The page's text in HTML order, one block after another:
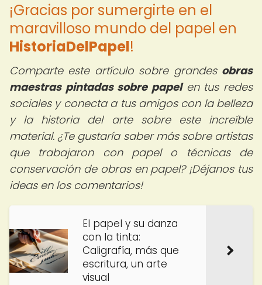
¡Gracias por sumergirte en el
maravilloso mundo del papel en
HistoriaDelPapel!
Comparte este artículo sobre grandes obras
maestras pintadas sobre papelen tus redes
sociales y conecta a tus amigos con la belleza
y la historia del arte sobre este increíble
material. ¿Te gustaría saber más sobre artistas
que trabajaron con papel o técnicas de
conservación de obras en papel? ¡Déjanos tus
ideas en los comentarios!
El papel y su danza
con la tinta:
Caligrafía, más que
escritura, un arte
visual